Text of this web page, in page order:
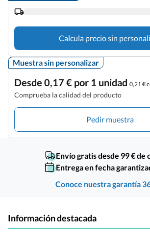
Calcula precio sin
Muestra sin personalizar
Desde 0,17 € por 1 unidad 0,21 €
Comprueba la calidad del producto
Pedir muestra
Envío gratis desde 99 € de
Entrega en fecha
Conoce nuestra garantía
Información destacada